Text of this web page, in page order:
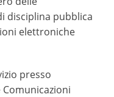
disciplina pubblica
elettroniche
presso
Comunicazioni